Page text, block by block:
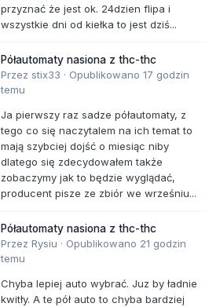
przyznać że jest ok. 24dzien flipa i
wszystkie dni od kiełka to jest dziś...
Półautomaty nasiona z thc-thc
Przez stix33 · Opublikowano 17 godzin
temu
Ja pierwszy raz sadze półautomaty, z
tego co się naczytalem na ich temat to
mają szybciej dojść o miesiąc niby
dlatego się zdecydowałem także
zobaczymy jak to będzie wyglądać,
producent pisze ze zbiór we wrześniu...
Półautomaty nasiona z thc-thc
Przez Rysiu · Opublikowano 21 godzin
temu
Chyba lepiej auto wybrać. Juz by ładnie
kwitły. A te pół auto to chyba bardziej